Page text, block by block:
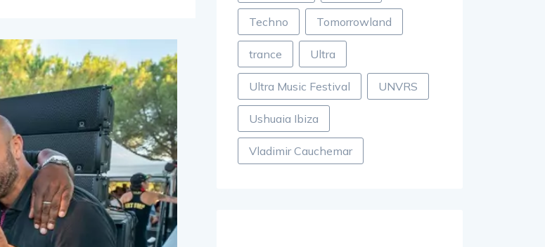
Techno Tomorrowland
trance Ultra
Ultra Music Festival UNVRS
Ushuaia Ibiza
Vladimir Cauchemar